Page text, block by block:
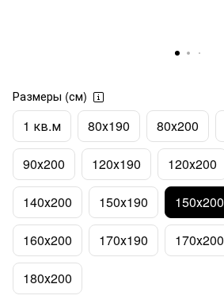
Размеры (см)
1 кв.м 80х190 80х200
90х200 120х190 120х200
140х200 150х190 150х200
160х200 170х190 170х200
180х200